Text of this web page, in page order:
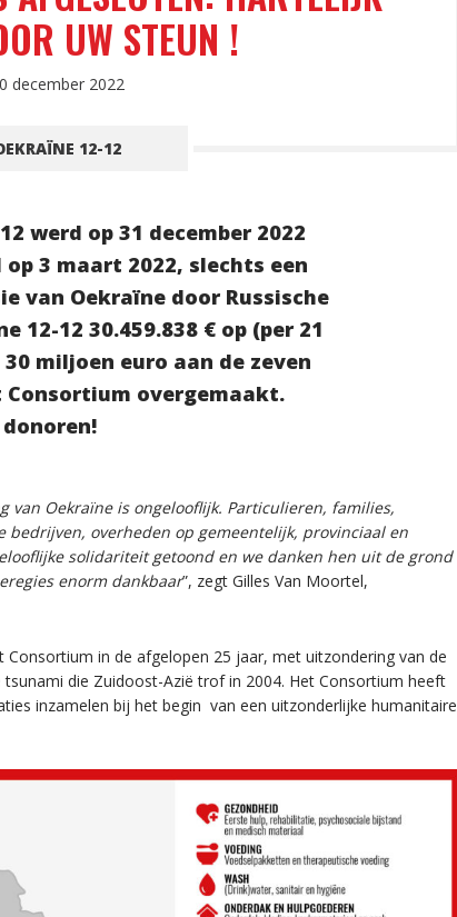
UW STEUN !
december 2022
12-12
werd op 31 december 2022
3 maart 2022, slechts een
van Oekraïne door Russische
12-12 30.459.838 € op (per 21
30 miljoen euro aan de zeven
overgemaakt.
van Oekraïne is ongelooflijk. Particulieren, families,
overheden op gemeentelijk, provinciaal en
solidariteit getoond en we danken hen uit de grond
enorm dankbaar”, zegt Gilles Van Moortel,
in de afgelopen 25 jaar, met uitzondering van de
die Zuidoost-Azië trof in 2004. Het Consortium heeft
inzamelen bij het begin van een uitzonderlijke humanitaire